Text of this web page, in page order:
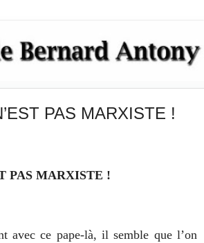
PAS MARXISTE !
PAS MARXISTE !
avec ce pape-là, il semble que l’on